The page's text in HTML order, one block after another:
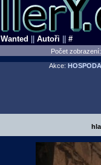
Wanted Autoři #
Počet
Akce: HOSPODA